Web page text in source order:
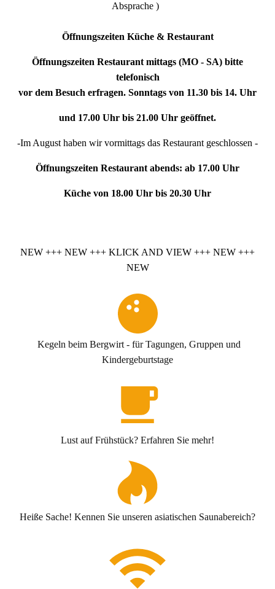
Absprache )
Öffnungszeiten Küche & Restaurant
Öffnungszeiten Restaurant mittags (MO - SA) bitte
telefonisch
vor dem Besuch erfragen. Sonntags von 11.30 bis 14. Uhr
und 17.00 Uhr bis 21.00 Uhr geöffnet.
-Im August haben wir vormittags das Restaurant geschlossen -
Öffnungszeiten Restaurant abends: ab 17.00 Uhr
Küche von 18.00 Uhr bis 20.30 Uhr
NEW +++ NEW +++ KLICK AND VIEW +++ NEW +++
NEW
Kegeln beim Bergwirt - für Tagungen, Gruppen und
Kindergeburtstage
Lust auf Frühstück? Erfahren Sie mehr!
Heiße Sache! Kennen Sie unseren asiatischen Saunabereich?